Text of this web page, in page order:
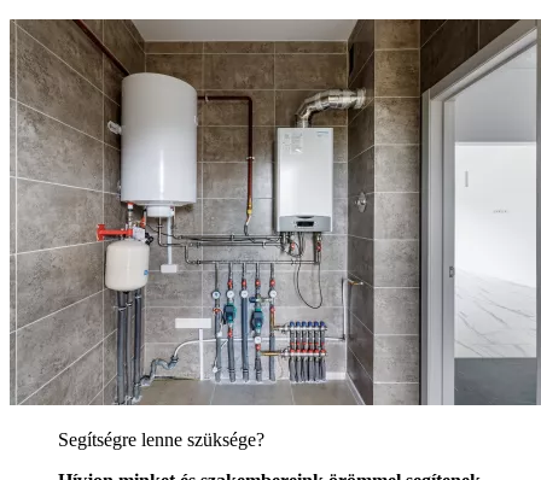
Segítségre lenne szüksége?